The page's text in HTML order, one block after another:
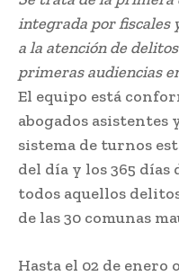
integrada por fiscales
a la atención de
primeras audiencias
El equipo está
abogados asistentes
sistema de turnos
del día y los 365 días
todos aquellos
de las 30 comunas
Hasta el 02 de enero